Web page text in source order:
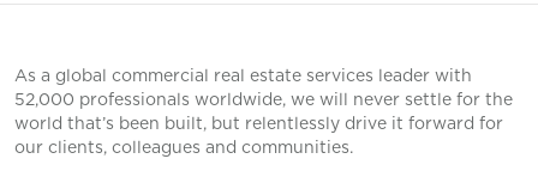
As a global commercial real estate services leader with
52,000 professionals worldwide, we will never settle for the
world that’s been built, but relentlessly drive it forward for
our clients, colleagues and communities.